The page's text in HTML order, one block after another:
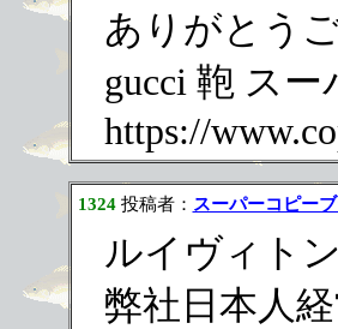
ありがとう
gucci 鞄 ス
https://
1324投稿者： スーパーコピー
ルイヴィト
弊社日本人